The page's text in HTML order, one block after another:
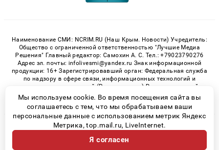
Наименование СМИ: NCRIM.RU (Наш Крым. Новости) Учредитель:
Общество с ограниченной ответственностью "Лучшие Медиа
Решения" Главный редактор: Самохин А. С. Тел.: +79023790276
Адрес эл. почты: infolivesmi@yandex.ru Знак информационной
продукции: 16+ Зарегистрировавший орган: Федеральная служба
по надзору в сфере связи, информационных технологий и
массовых коммуникаций (Роскомнадзор) Регистрационный
номер СМИ ЭЛ № ФС 77 - 81150 от 02.06.2021
© 2026 «nCrim.ru» | Все права защищены
Возрастная категория сайта 16+
Мы используем cookie. Во время посещения сайта вы
соглашаетесь с тем, что мы обрабатываем ваши
персональные данные с использованием метрик Яндекс
Метрика, top.mail.ru, LiveInternet.
Я согласен